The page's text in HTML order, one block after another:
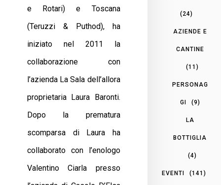
e Rotari) e Toscana
(Teruzzi & Puthod), ha
iniziato nel 2011 la
collaborazione con
l’azienda La Sala dell’allora
proprietaria Laura Baronti.
Dopo la prematura
scomparsa di Laura ha
collaborato con l’enologo
Valentino Ciarla presso
(24)
AZIENDE E
CANTINE
(11)
PERSONAG
GI (9)
LA
BOTTIGLIA
(4)
EVENTI (141)